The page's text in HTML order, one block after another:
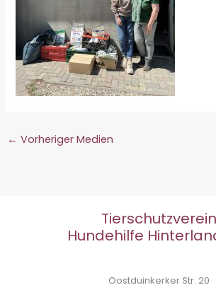
← Vorheriger Medien
Tierschutzverein
Hundehilfe
Oostduinkerker Str. 20